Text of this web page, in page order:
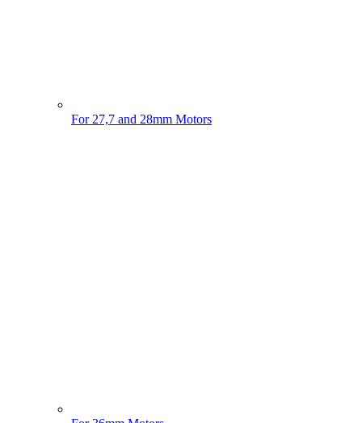
For 27,7 and 28mm Motors